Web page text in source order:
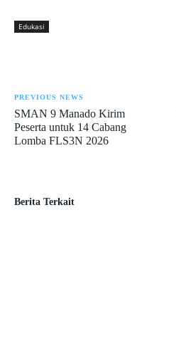
Edukasi
PREVIOUS NEWS
SMAN 9 Manado Kirim
Peserta untuk 14 Cabang
Lomba FLS3N 2026
Berita Terkait